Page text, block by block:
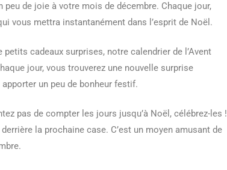
de joie à votre mois de décembre. Chaque jour,
vous mettra instantanément dans l’esprit de Noël.
cadeaux surprises, notre calendrier de l’Avent
jour, vous trouverez une nouvelle surprise
un peu de bonheur festif.
pas de compter les jours jusqu’à Noël, célébrez-les !
la prochaine case. C’est un moyen amusant de